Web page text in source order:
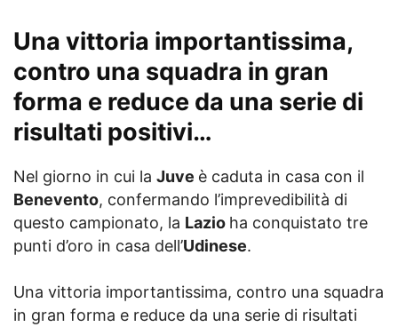
Una vittoria importantissima,
contro una squadra in gran
forma e reduce da una serie di
risultati positivi…
Nel giorno in cui la Juve è caduta in casa con il
Benevento, confermando l’imprevedibilità di
questo campionato, la Lazio ha conquistato tre
punti d’oro in casa dell’Udinese.
Una vittoria importantissima, contro una squadra
in gran forma e reduce da una serie di risultati